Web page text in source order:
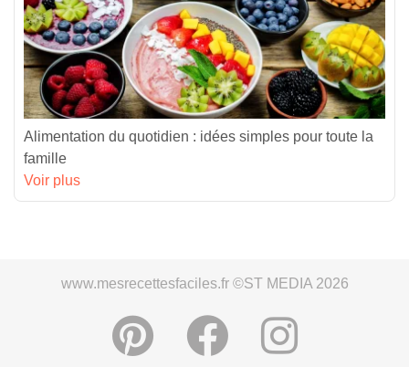
Alimentation du quotidien : idées simples pour toute la
famille
Voir plus
www.mesrecettesfaciles.fr ©ST MEDIA 2026